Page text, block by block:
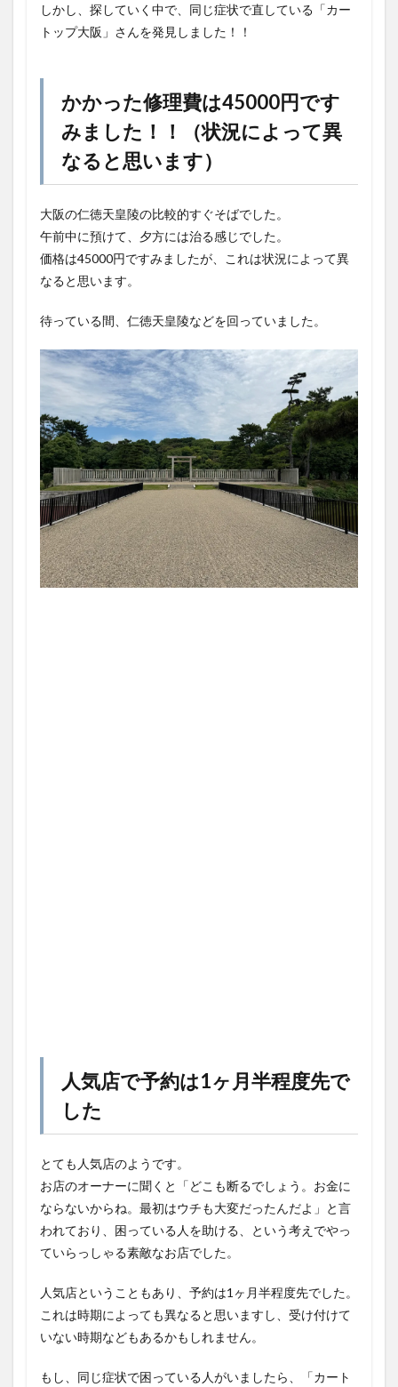
しかし、探していく中で、同じ症状で直している「カー
トップ大阪」さんを発見しました！！
かかった修理費は45000円です
みました！！（状況によって異
なると思います）
大阪の仁徳天皇陵の比較的すぐそばでした。
午前中に預けて、夕方には治る感じでした。
価格は45000円ですみましたが、これは状況によって異
なると思います。
待っている間、仁徳天皇陵などを回っていました。
人気店で予約は1ヶ月半程度先で
した
とても人気店のようです。
お店のオーナーに聞くと「どこも断るでしょう。お金に
ならないからね。最初はウチも大変だったんだよ」と言
われており、困っている人を助ける、という考えでやっ
ていらっしゃる素敵なお店でした。
人気店ということもあり、予約は1ヶ月半程度先でした。
これは時期によっても異なると思いますし、受け付けて
いない時期などもあるかもしれません。
もし、同じ症状で困っている人がいましたら、「カート